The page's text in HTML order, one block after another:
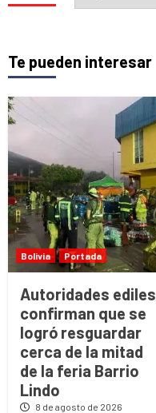
Te pueden interesar
Bolivia Portada
Autoridades ediles
confirman que se
logró resguardar
cerca de la mitad
de la feria Barrio
Lindo
8 de agosto de 2026